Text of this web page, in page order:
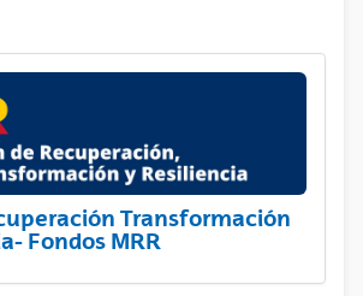
Transformación
Fondos MRR